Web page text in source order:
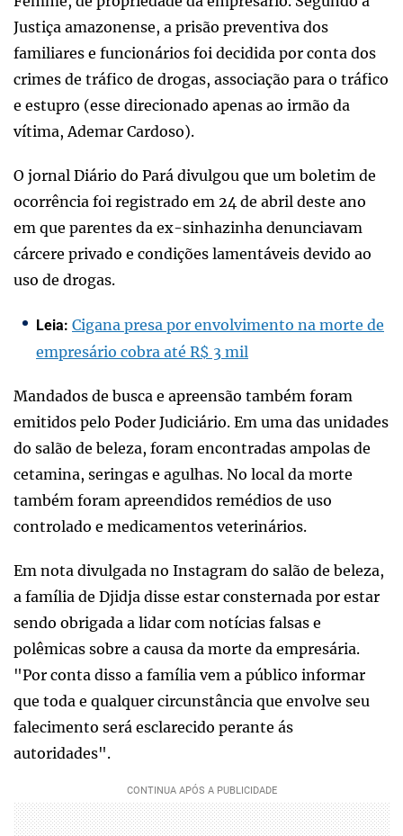
Justiça amazonense, a prisão preventiva dos
familiares e funcionários foi decidida por conta dos
crimes de tráfico de drogas, associação para o tráfico
e estupro (esse direcionado apenas ao irmão da
vítima, Ademar Cardoso).
O jornal Diário do Pará divulgou que um boletim de
ocorrência foi registrado em 24 de abril deste ano
em que parentes da ex-sinhazinha denunciavam
cárcere privado e condições lamentáveis devido ao
uso de drogas.
Leia: Cigana presa por envolvimento na morte de
empresário cobra até R$ 3 mil
Mandados de busca e apreensão também foram
emitidos pelo Poder Judiciário. Em uma das unidades
do salão de beleza, foram encontradas ampolas de
cetamina, seringas e agulhas. No local da morte
também foram apreendidos remédios de uso
controlado e medicamentos veterinários.
Em nota divulgada no Instagram do salão de beleza,
a família de Djidja disse estar consternada por estar
sendo obrigada a lidar com notícias falsas e
polêmicas sobre a causa da morte da empresária.
"Por conta disso a família vem a público informar
que toda e qualquer circunstância que envolve seu
falecimento será esclarecido perante ás
autoridades".